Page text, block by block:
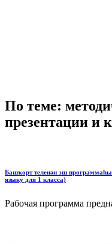
По теме:
презентации и
Башҡорт теленән эш
языку для 1 класса)
Рабочая программа